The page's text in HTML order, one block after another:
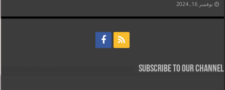
نوفمبر 16, 2024
Subscribe to our Channel